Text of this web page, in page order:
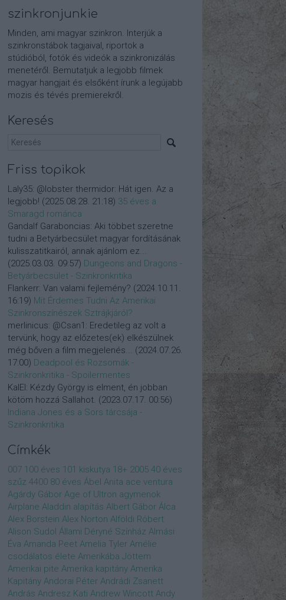
szinkronjunkie
Minden, ami magyar szinkron. Interjúk a
szinkronstábok tagjaival, riportok a
stúdióból, fotók és videók a szinkronizálás
menetéről. Bemutatjuk a legjobb filmek
magyar hangjait és elsőként írunk a legújabb
mozis és tévés premierekről.
Keresés
Friss topikok
Laly35: @lobster thermidor: Hát igen. Az a
legjobb! (2025.08.28. 21:18) 35 éves a
Smaragd románca
Gandalf Garaboncias: Aki többet szeretne
tudni a Betyárbecsület magyar fordításának
kulisszatitkairól, annak ajánlom ez...
(2025.03.03. 09:57) Dungeons and Dragons -
Betyárbecsület - Szinkronkritika
Flankerr: Van valami fejlemény? (2024.10.11.
16:19) Mit Érdemes Tudni Az Amerikai
Szinkronszínészek Sztrájkjáról?
merlinicus: @Csan1: Eredetileg az volt a
tervünk, hogy az előzetes(ek) elkészülnek
még bőven a film megjelenés... (2024.07.26.
17:00) Deadpool és Rozsomák -
Szinkronkritika - Spoilermentes
KalEl: Kézdy György is elment, én jobban
kötöm hozzá Sallahot. (2023.07.17. 00:56)
Indiana Jones és a Sors tárcsája -
Szinkronkritika
Címkék
007 100 éves 101 kiskutya 18+ 2005 40 éves
szűz 4400 80 éves Ábel Anita ace ventura
Agárdy Gábor Age of Ultron agymenok
Airplane Aladdin alapítás Albert Gábor Álca
Alex Borstein Alex Norton Alföldi Róbert
Alison Sudol Állami Déryné Színház Almási
Éva Amanda Peet Amelia Tyler Amélie
csodálatos élete Amerikába Jöttem
Amerikai pite Amerika kapitány Amerika
Kapitány Andorai Péter Andrádi Zsanett
András Andresz Kati Andrew Wincott Andy